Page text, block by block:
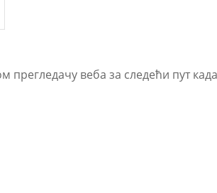
прегледачу веба за следећи пут када